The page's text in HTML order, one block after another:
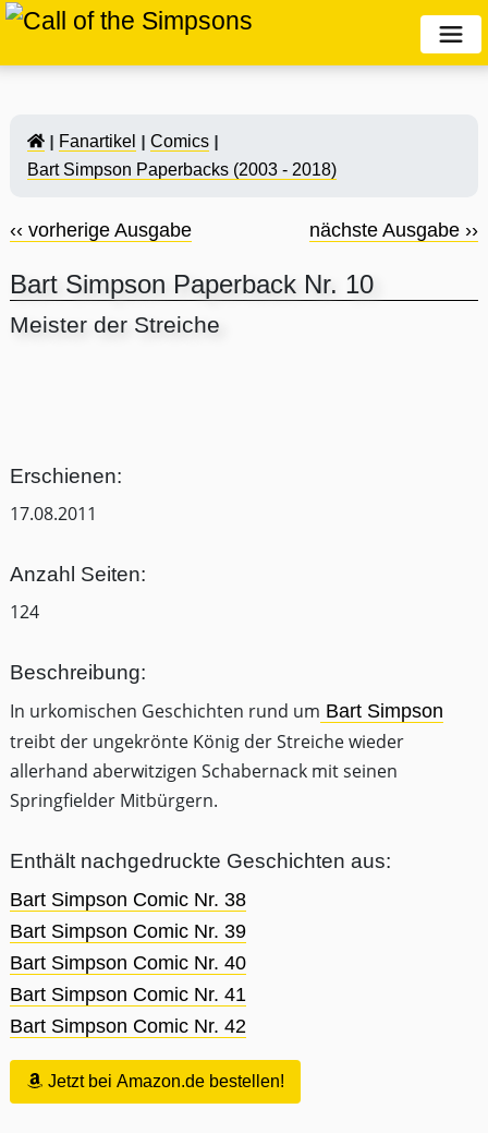
Fanartikel
Comics
Bart Simpson Paperbacks (2003 - 2018)
‹‹ vorherige Ausgabe nächste Ausgabe ››
Bart Simpson Paperback Nr. 10
Meister der Streiche
Erschienen:
17.08.2011
Anzahl Seiten:
124
Beschreibung:
In urkomischen Geschichten rund um Bart Simpson
treibt der ungekrönte König der Streiche wieder
allerhand aberwitzigen Schabernack mit seinen
Springfielder Mitbürgern.
Enthält nachgedruckte Geschichten aus:
Bart Simpson Comic Nr. 38
Bart Simpson Comic Nr. 39
Bart Simpson Comic Nr. 40
Bart Simpson Comic Nr. 41
Bart Simpson Comic Nr. 42
Jetzt bei Amazon.de bestellen!